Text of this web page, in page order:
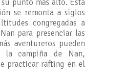
punto más alto. Esta
se remonta a siglos
congregadas a
para presenciar las
aventureros pueden
la campiña de Nan,
practicar rafting en el